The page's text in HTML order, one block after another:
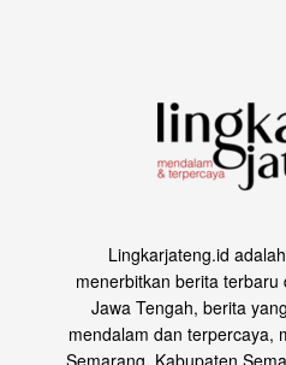
Lingkarjateng.id
menerbitkan berita terbaru
Jawa Tengah, berita
mendalam dan terpercaya,
Semarang, Kabupaten